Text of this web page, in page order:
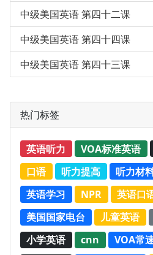
中级美国英语 第四十二课
中级美国英语 第四十四课
中级美国英语 第四十三课
热门标签
英语听力 VOA标准英语
口语
听力提高 听力材
英语学习
NPR 英语口
美国国家电台
儿童英语
小学英语
cnn VOA常